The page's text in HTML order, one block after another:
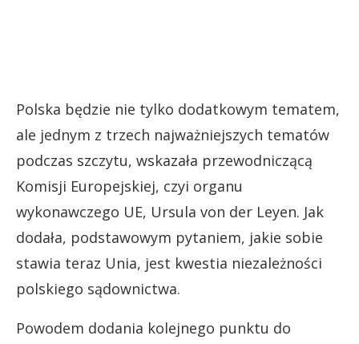
Polska będzie nie tylko dodatkowym tematem,
ale jednym z trzech najważniejszych tematów
podczas szczytu, wskazała przewodniczącą
Komisji Europejskiej, czyi organu
wykonawczego UE, Ursula von der Leyen. Jak
dodała, podstawowym pytaniem, jakie sobie
stawia teraz Unia, jest kwestia niezależności
polskiego sądownictwa.
Powodem dodania kolejnego punktu do